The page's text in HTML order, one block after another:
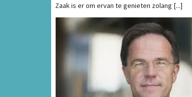
Zaak is er om ervan te genieten zolang [...]